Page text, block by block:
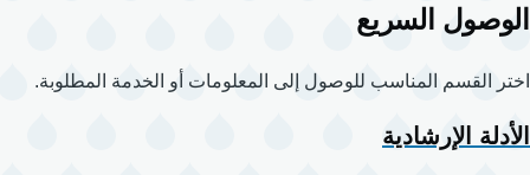
المساعدة
الوصول السريع
اختر القسم المناسب للوصول إلى المعلومات أو الخدمة المطلوبة.
الأدلة الإرشادية